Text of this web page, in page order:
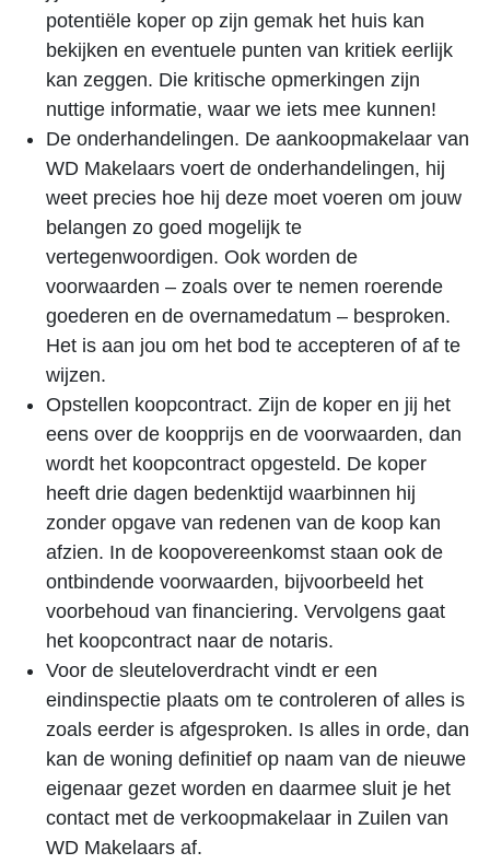
potentiële koper op zijn gemak het huis kan
bekijken en eventuele punten van kritiek eerlijk
kan zeggen. Die kritische opmerkingen zijn
nuttige informatie, waar we iets mee kunnen!
De onderhandelingen. De aankoopmakelaar van
WD Makelaars voert de onderhandelingen, hij
weet precies hoe hij deze moet voeren om jouw
belangen zo goed mogelijk te
vertegenwoordigen. Ook worden de
voorwaarden – zoals over te nemen roerende
goederen en de overnamedatum – besproken.
Het is aan jou om het bod te accepteren of af te
wijzen.
Opstellen koopcontract. Zijn de koper en jij het
eens over de koopprijs en de voorwaarden, dan
wordt het koopcontract opgesteld. De koper
heeft drie dagen bedenktijd waarbinnen hij
zonder opgave van redenen van de koop kan
afzien. In de koopovereenkomst staan ook de
ontbindende voorwaarden, bijvoorbeeld het
voorbehoud van financiering. Vervolgens gaat
het koopcontract naar de notaris.
Voor de sleuteloverdracht vindt er een
eindinspectie plaats om te controleren of alles is
zoals eerder is afgesproken. Is alles in orde, dan
kan de woning definitief op naam van de nieuwe
eigenaar gezet worden en daarmee sluit je het
contact met de verkoopmakelaar in Zuilen van
WD Makelaars af.